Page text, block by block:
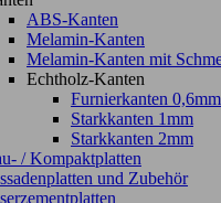
ABS-Kanten
Melamin-Kanten
Melamin-Kanten mit
Echtholz-Kanten
Furnierkanten 0,6mm
Starkkanten 1mm
Starkkanten 2mm
/ Kompaktplatten
und Zubehör